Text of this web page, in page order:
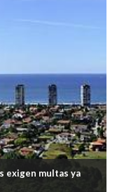
exigen multas ya